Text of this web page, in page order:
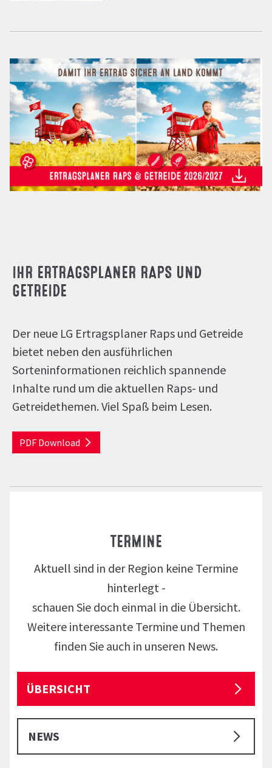
IHR ERTRAGSPLANER RAPS UND
GETREIDE
Der neue LG Ertragsplaner Raps und Getreide
bietet neben den ausführlichen
Sorteninformationen reichlich spannende
Inhalte rund um die aktuellen Raps- und
Getreidethemen. Viel Spaß beim Lesen.
PDF Download
TERMINE
Aktuell sind in der Region keine Termine
hinterlegt -
schauen Sie doch einmal in die Übersicht.
Weitere interessante Termine und Themen
finden Sie auch in unseren News.
ÜBERSICHT
NEWS